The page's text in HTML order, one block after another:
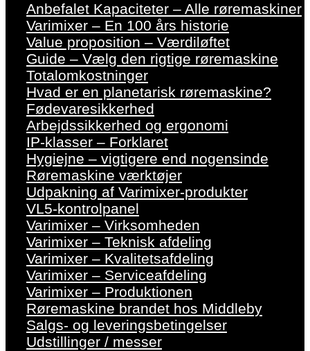
Anbefalet Kapaciteter – Alle røremaskiner
Varimixer – En 100 års historie
Value proposition – Værdiløftet
Guide – Vælg den rigtige røremaskine
Totalomkostninger
Hvad er en planetarisk røremaskine?
Fødevaresikkerhed
Arbejdssikkerhed og ergonomi
IP-klasser – Forklaret
Hygiejne – vigtigere end nogensinde
Røremaskine værktøjer
Udpakning af Varimixer-produkter
VL5-kontrolpanel
Varimixer – Virksomheden
Varimixer – Teknisk afdeling
Varimixer – Kvalitetsafdeling
Varimixer – Serviceafdeling
Varimixer – Produktionen
Røremaskine brandet hos Middleby
Salgs- og leveringsbetingelser
Udstillinger / messer